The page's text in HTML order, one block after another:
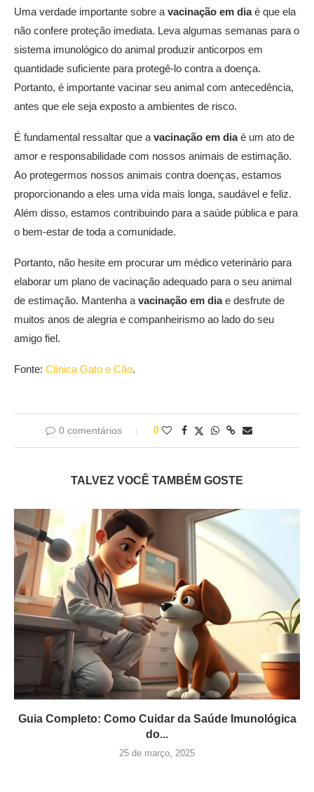
Uma verdade importante sobre a vacinação em diaé que ela
não confere proteção imediata. Leva algumas semanas para o
sistema imunológico do animal produzir anticorpos em
quantidade suficiente para protegê-lo contra a doença.
Portanto, é importante vacinar seu animal com antecedência,
antes que ele seja exposto a ambientes de risco.
É fundamental ressaltar que a vacinação em diaé um ato de
amor e responsabilidade com nossos animais de estimação.
Ao protegermos nossos animais contra doenças, estamos
proporcionando a eles uma vida mais longa, saudável e feliz.
Além disso, estamos contribuindo para a saúde pública e para
o bem-estar de toda a comunidade.
Portanto, não hesite em procurar um médico veterinário para
elaborar um plano de vacinação adequado para o seu animal
de estimação. Mantenha a vacinação em diae desfrute de
muitos anos de alegria e companheirismo ao lado do seu
amigo fiel.
Fonte: Clínica Gato e Cão.
0 comentários 0
TALVEZ VOCÊ TAMBÉM GOSTE
Guia Completo: Como Cuidar da Saúde Imunológica
do...
25 de março, 2025